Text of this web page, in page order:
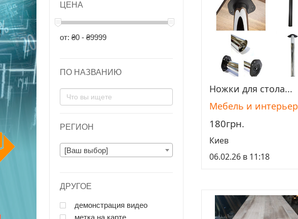
ЦЕНА
от: ₴0 - ₴9999
ПО НАЗВАНИЮ
РЕГИОН
[Ваш выбор]
ДРУГОЕ
демонстрация видео
метка на карте
Просмотреть
Ножки для стола...
Мебель и интерьер
180грн.
Киев
06.02.26 в 11:18